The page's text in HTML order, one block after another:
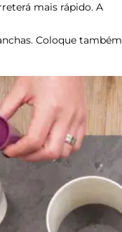
mais rápido. A
Coloque também